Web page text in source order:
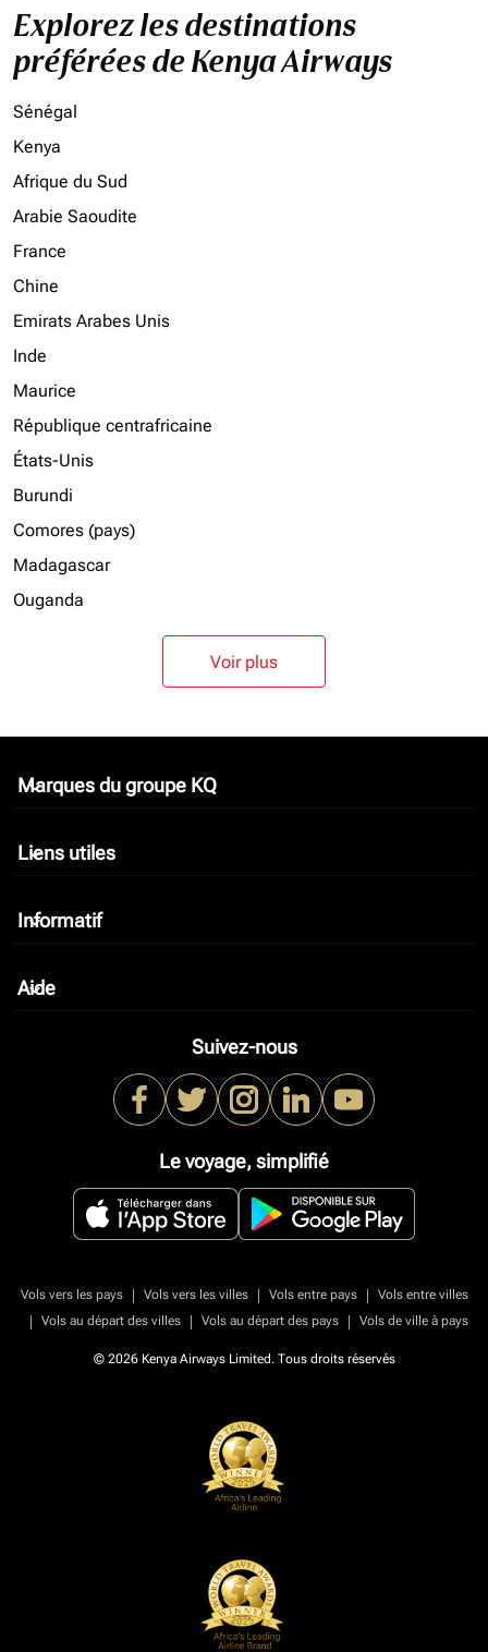
Explorez les destinations
préférées de Kenya Airways
Sénégal
Kenya
Afrique du Sud
Arabie Saoudite
France
Chine
Emirats Arabes Unis
Inde
Maurice
République centrafricaine
États-Unis
Burundi
Comores (pays)
Madagascar
Ouganda
Voir plus
Marques du groupe KQ
keyboard_arrow_down
Liens utiles
keyboard_arrow_down
Informatif
keyboard_arrow_down
Aide
keyboard_arrow_down
Suivez-nous
Le voyage, simplifié
Vols vers les pays | Vols vers les villes | Vols entre pays |
Vols entre villes
|
Vols au départ des villes | Vols au départ des pays | Vols de ville à pays
© 2026 Kenya Airways Limited. Tous droits réservés